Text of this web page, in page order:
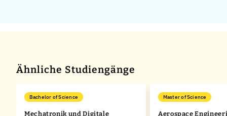
Ähnliche Studiengänge
Bachelor of Science
Mechatronik und Digitale
Master of Science
Aerospace